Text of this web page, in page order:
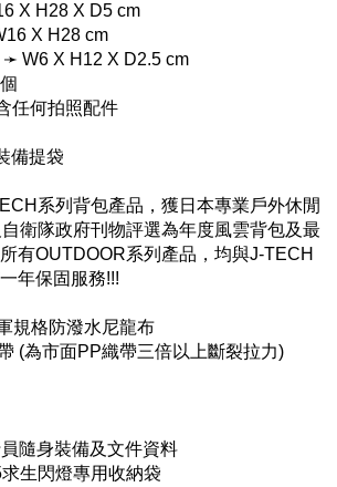
X H28 X D5 cm
X H28 cm
W6 X H12 X D2.5 cm
任何拍照配件
備提袋
系列背包產品，獲日本專業戶外休閒
衛隊政府刊物評選為年度風雲背包及最
有OUTDOOR系列產品，均與J-TECH
年保固服務!!!
規格防潑水尼龍布
(為市面PP織帶三倍以上斷裂拉力)
隨身裝備及文件資料
生閃燈專用收納袋